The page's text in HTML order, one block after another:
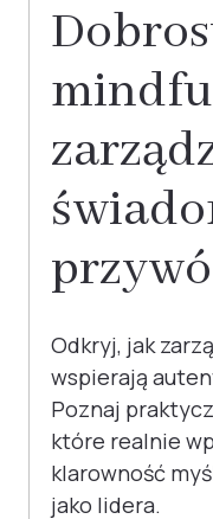
Odkryj, jak
wspierają
Poznaj
które realnie
klarowność
jako lidera.